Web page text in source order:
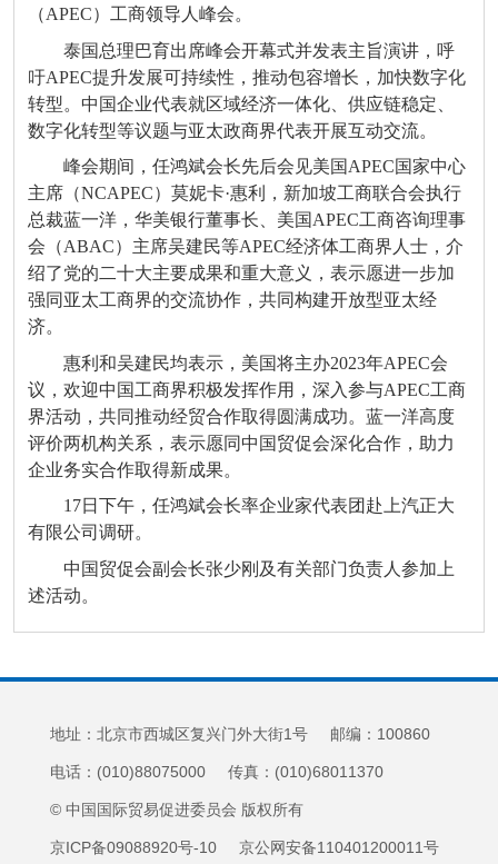
（APEC）工商领导人峰会。
泰国总理巴育出席峰会开幕式并发表主旨演讲，呼
吁APEC提升发展可持续性，推动包容增长，加快数字化
转型。中国企业代表就区域经济一体化、供应链稳定、
数字化转型等议题与亚太政商界代表开展互动交流。
峰会期间，任鸿斌会长先后会见美国APEC国家中心
主席（NCAPEC）莫妮卡·惠利，新加坡工商联合会执行
总裁蓝一洋，华美银行董事长、美国APEC工商咨询理事
会（ABAC）主席吴建民等APEC经济体工商界人士，介
绍了党的二十大主要成果和重大意义，表示愿进一步加
强同亚太工商界的交流协作，共同构建开放型亚太经
济。
惠利和吴建民均表示，美国将主办2023年APEC会
议，欢迎中国工商界积极发挥作用，深入参与APEC工商
界活动，共同推动经贸合作取得圆满成功。蓝一洋高度
评价两机构关系，表示愿同中国贸促会深化合作，助力
企业务实合作取得新成果。
17日下午，任鸿斌会长率企业家代表团赴上汽正大
有限公司调研。
中国贸促会副会长张少刚及有关部门负责人参加上
述活动。
地址：北京市西城区复兴门外大街1号 邮编：100860
电话：(010)88075000 传真：(010)68011370
© 中国国际贸易促进委员会 版权所有
京ICP备09088920号-10 京公网安备110401200011号